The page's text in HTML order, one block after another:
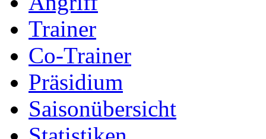
Trainer
Co-Trainer
Präsidium
Saisonübersicht